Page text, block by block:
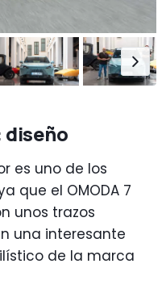
diseño
es uno de los
que el OMODA 7
unos trazos
una interesante
de la marca